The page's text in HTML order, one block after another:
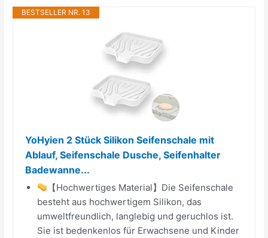
BESTSELLER NR. 13
YoHyien 2 Stück Silikon Seifenschale mit
Ablauf, Seifenschale Dusche, Seifenhalter
Badewanne...
【Hochwertiges Material】Die Seifenschale
besteht aus hochwertigem Silikon, das
umweltfreundlich, langlebig und geruchlos ist.
Sie ist bedenkenlos für Erwachsene und Kinder